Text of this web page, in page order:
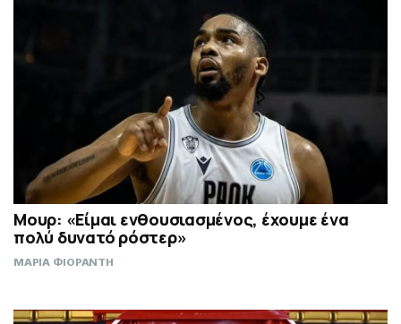
Μουρ: «Είμαι ενθουσιασμένος, έχουμε ένα
πολύ δυνατό ρόστερ»
ΜΑΡΙΑ ΦΙΟΡΑΝΤΗ